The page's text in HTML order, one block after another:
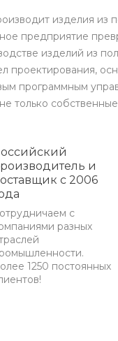
изделия из
предприятие
изделий из
проектирования,
программным
только
и
с 2006
с
разных
1250 постоянных